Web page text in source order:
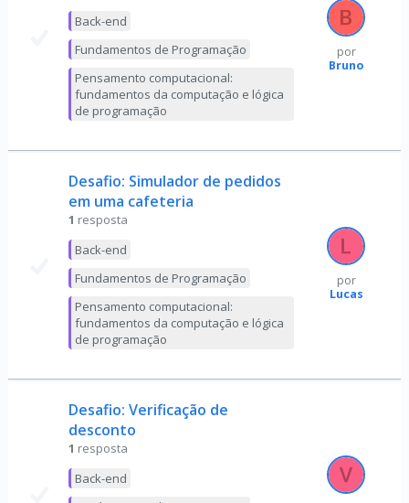
Back-end
Fundamentos de Programação
Pensamento computacional:
fundamentos da computação e lógica
de programação
por
Bruno
Desafio: Simulador de pedidos
em uma cafeteria
1 resposta
Back-end
Fundamentos de Programação
Pensamento computacional:
fundamentos da computação e lógica
de programação
por
Lucas
Desafio: Verificação de
desconto
1 resposta
Back-end